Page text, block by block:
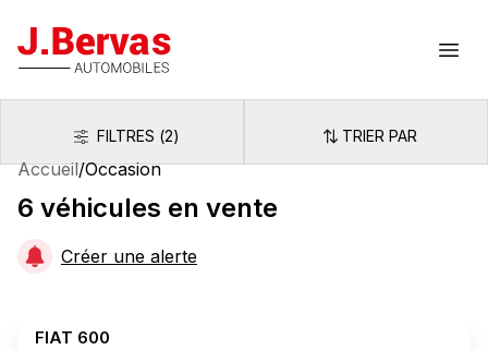
J.Bervas
FiltresFILTRES (2) Trier par
TRIER PAR
Accueil/Occasion
6 véhicules en vente
Créer une alerte
FIAT 600